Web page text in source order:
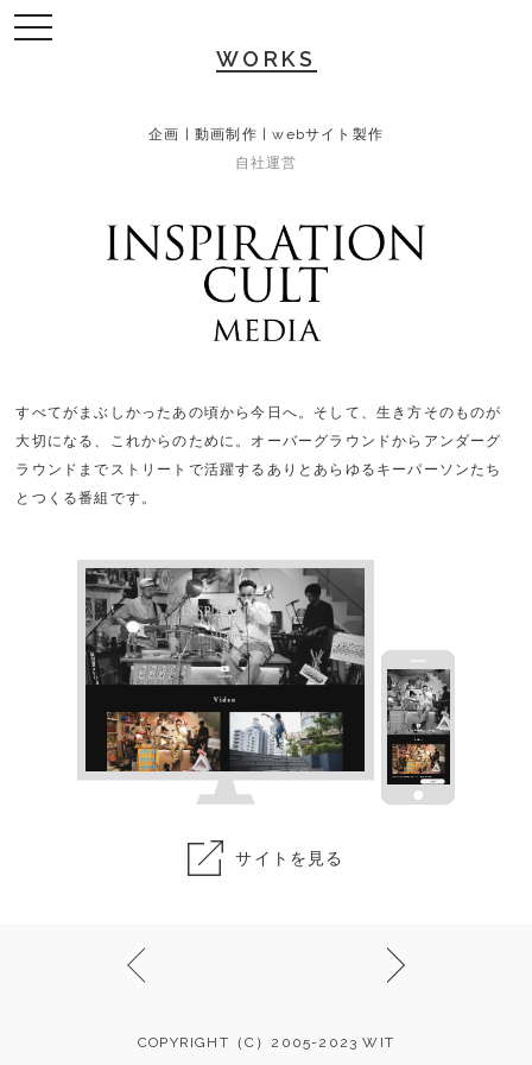
toggle
navigation
WORKS
企画 | 動画制作 | webサイト製作
自社運営
すべてがまぶしかったあの頃から今日へ。 そして、生き方そのものが
大切になる、これからのために。 オーバーグラウンドからアンダーグ
ラウンドまで ストリートで活躍するありとあらゆるキーパーソンたち
とつくる番組です。
サイトを見る
COPYRIGHT（C）2005-2023 WIT